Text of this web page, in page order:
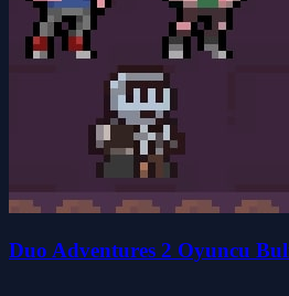
Duo Adventures 2 Oyuncu